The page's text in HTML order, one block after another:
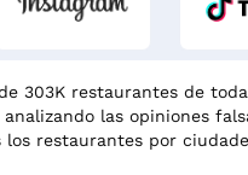
303K restaurantes de
las opiniones
los restaurantes por